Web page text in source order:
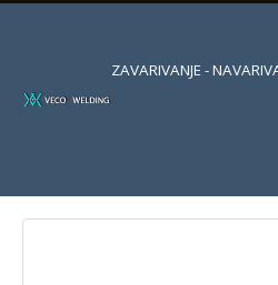
ZAVARIVANJE -